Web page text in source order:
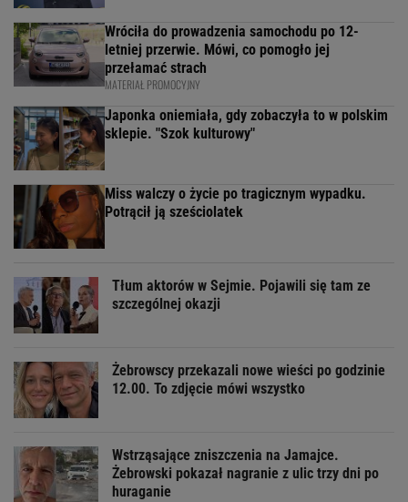
Wróciła do prowadzenia samochodu po 12-
letniej przerwie. Mówi, co pomogło jej
przełamać strach
MATERIAŁ PROMOCYJNY
Japonka oniemiała, gdy zobaczyła to w polskim
sklepie. "Szok kulturowy"
Miss walczy o życie po tragicznym wypadku.
Potrącił ją sześciolatek
Tłum aktorów w Sejmie. Pojawili się tam ze
szczególnej okazji
Żebrowscy przekazali nowe wieści po godzinie
12.00. To zdjęcie mówi wszystko
Wstrząsające zniszczenia na Jamajce.
Żebrowski pokazał nagranie z ulic trzy dni po
huraganie